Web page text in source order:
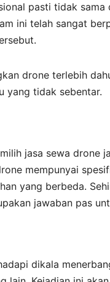
pasti tidak
ini telah sangat
drone terlebih
yang tidak sebentar.
jasa sewa drone
mempunyai
yang berbeda.
jawaban pas
dikala